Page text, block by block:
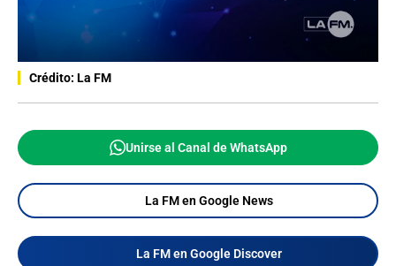
Crédito: La FM
Unirse al Canal de WhatsApp
La FM en Google News
La FM en Google Discover